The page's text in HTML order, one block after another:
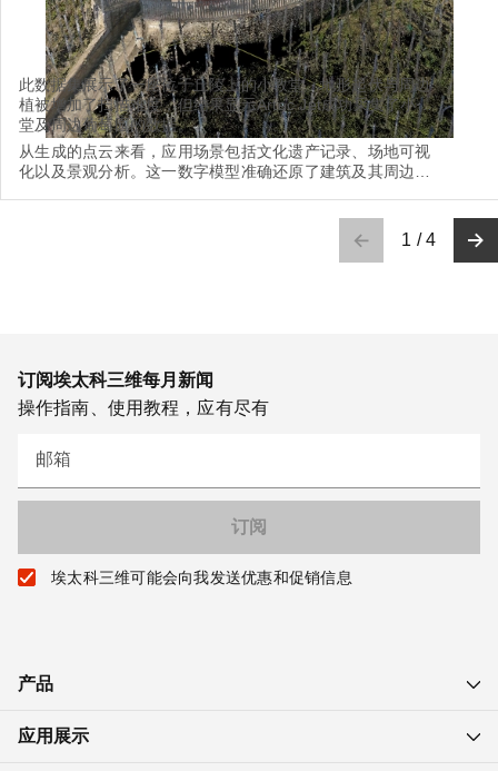
此数据集展示了一座位于丘陵上的小教堂。地形起伏与周边
植被增加了扫描难度，但结果显示Artec Jet成功采集了小教
堂及周边葡萄园的数据。
从生成的点云来看，应用场景包括文化遗产记录、场地可视
化以及景观分析。这一数字模型准确还原了建筑及其周边环
1 /4
订阅埃太科三维每月新闻
操作指南、使用教程，应有尽有
邮箱
埃太科三维可能会向我发送优惠和促销信息
产品
应用展示